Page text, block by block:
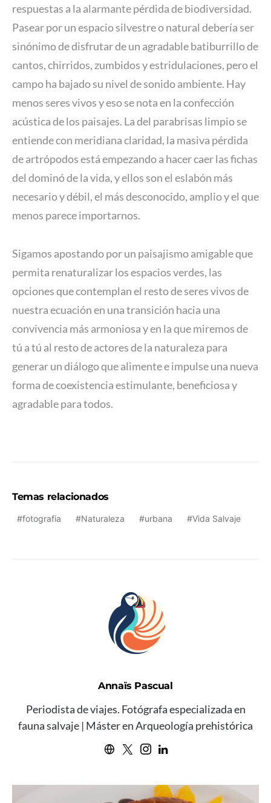
respuestas a la alarmante pérdida de biodiversidad.
Pasear por un espacio silvestre o natural debería ser
sinónimo de disfrutar de un agradable batiburrillo de
cantos, chirridos, zumbidos y estridulaciones, pero el
campo ha bajado su nivel de sonido ambiente. Hay
menos seres vivos y eso se nota en la confección
acústica de los paisajes. La del parabrisas limpio se
entiende con meridiana claridad, la masiva pérdida
de artrópodos está empezando a hacer caer las fichas
del dominó de la vida, y ellos son el eslabón más
necesario y débil, el más desconocido, amplio y el que
menos parece importarnos.
Sigamos apostando por un paisajismo amigable que
permita renaturalizar los espacios verdes, las
opciones que contemplan el resto de seres vivos de
nuestra ecuación en una transición hacia una
convivencia más armoniosa y en la que miremos de
tú a tú al resto de actores de la naturaleza para
generar un diálogo que alimente e impulse una nueva
forma de coexistencia estimulante, beneficiosa y
agradable para todos.
Temas relacionados
fotografia Naturaleza urbana Vida Salvaje
Annaïs Pascual
Periodista de viajes. Fotógrafa especializada en
fauna salvaje | Máster en Arqueología prehistórica